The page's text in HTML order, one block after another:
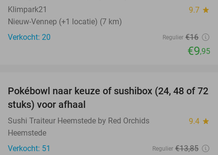
Klimpark21 9.7 star
Nieuw-Vennep (+1 locatie) (7 km)
Verkocht: 20
Regulier €16
€9,95
28%
Pokébowl naar keuze of sushibox (24, 48 of 72
stuks) voor afhaal
Sushi Traiteur Heemstede by Red Orchids 9.4 star
Heemstede
Verkocht: 51
Regulier €13,85